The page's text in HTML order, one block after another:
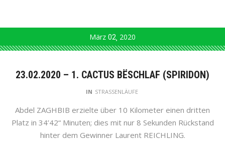
März 02 2020
23.02.2020 – 1. CACTUS BËSCHLAF (SPIRIDON)
IN STRASSENLÄUFE
Abdel ZAGHBIB erzielte über 10 Kilometer einen dritten
Platz in 34’42“ Minuten; dies mit nur 8 Sekunden Rückstand
hinter dem Gewinner Laurent REICHLING.